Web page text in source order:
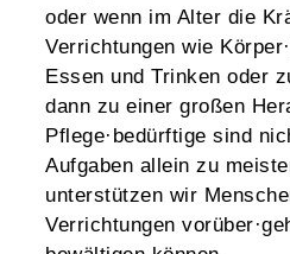
oder wenn im Alter die
Verrichtungen wie
Essen und Trinken oder
dann zu einer großen
Pflege·bedürftige sind
Aufgaben allein zu
unterstützen wir
Verrichtungen